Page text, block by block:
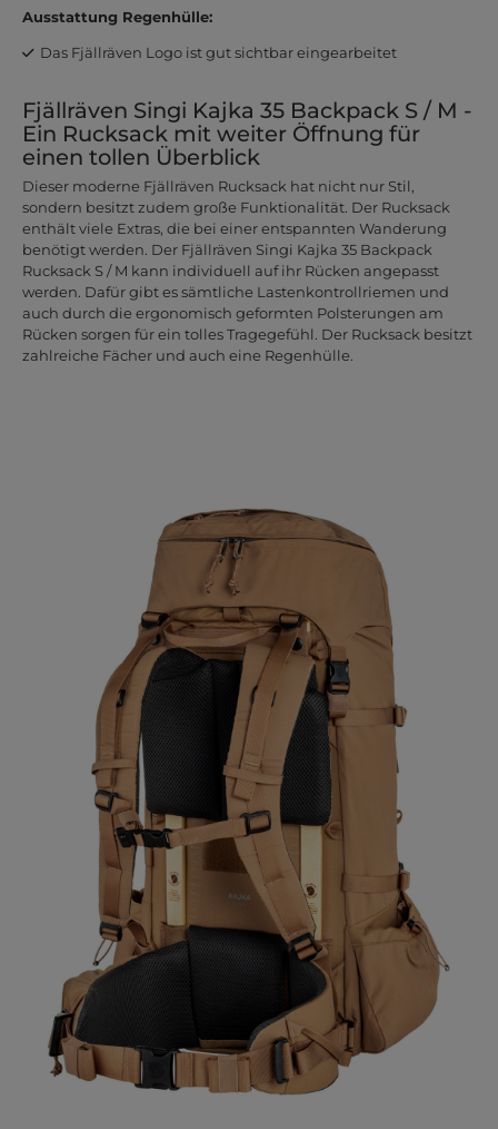
Ausstattung Regenhülle:
Das Fjällräven Logo ist gut sichtbar eingearbeitet
Fjällräven Singi Kajka 35 Backpack S / M -
Ein Rucksack mit weiter Öffnung für
einen tollen Überblick
Dieser moderne Fjällräven Rucksack hat nicht nur Stil,
sondern besitzt zudem große Funktionalität. Der Rucksack
enthält viele Extras, die bei einer entspannten Wanderung
benötigt werden. Der Fjällräven Singi Kajka 35 Backpack
Rucksack S / M kann individuell auf ihr Rücken angepasst
werden. Dafür gibt es sämtliche Lastenkontrollriemen und
auch durch die ergonomisch geformten Polsterungen am
Rücken sorgen für ein tolles Tragegefühl. Der Rucksack besitzt
zahlreiche Fächer und auch eine Regenhülle.